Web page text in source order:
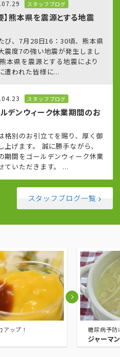
スタッフブログ
】熊本県を震源とする地震
び、7月28日16：30頃、熊本県
震度7の強い地震が発生しまし
本県を震源とする地震により
遭われた皆様に...
スタッフブログ
デンウィーク休業期間のお
格別のお引立てを賜り、厚く御
上げます。 誠に勝手ながら、
期間をゴールデンウィーク休業
ていただきます。 ...
スタッフブログ一覧
ます！ トマトの栄
トマトゼ